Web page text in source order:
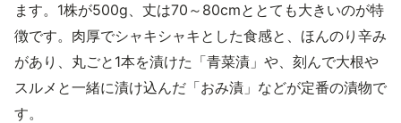
ます。1株が500g、丈は70～80cmととても大きいのが特
徴です。肉厚でシャキシャキとした食感と、ほんのり辛み
があり、丸ごと1本を漬けた「青菜漬」や、刻んで大根や
スルメと一緒に漬け込んだ「おみ漬」などが定番の漬物で
す。